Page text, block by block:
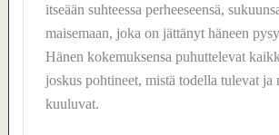
itseään suhteessa perheeseensä,
maisemaan, joka on jättänyt häneen
Hänen kokemuksensa puhuttelevat
joskus pohtineet, mistä todella tulevat ja
kuuluvat.